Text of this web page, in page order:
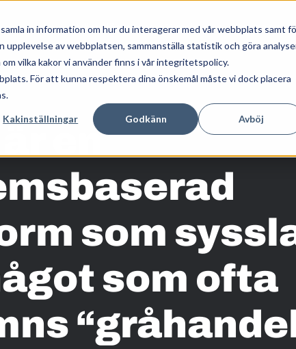
in information om hur du interagerar med vår webbplats samt
av webbplatsen, sammanställa statistik och göra
vilka kakor vi använder finns i vår integritetspolicy.
För att kunna respektera dina önskemål måste vi dock placera
Kakinställningar Godkänn Avböj
Våra tjänster Kunskap Om oss
är en
som
som ofta